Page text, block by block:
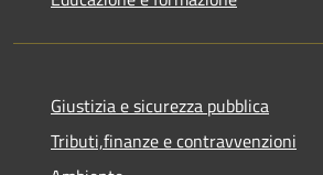
Giustizia e sicurezza pubblica
Tributi,finanze e contravvenzioni